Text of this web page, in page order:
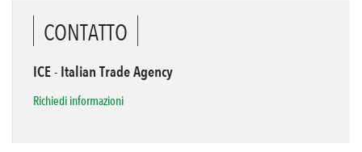
CONTATTO
ICE - Italian Trade Agency
Richiedi informazioni